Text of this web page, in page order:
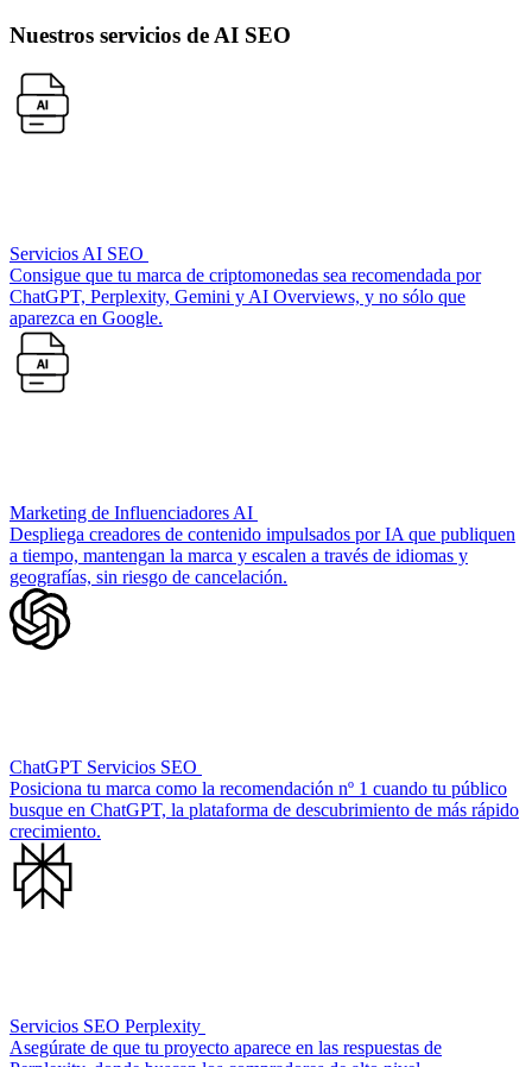
Nuestros servicios de AI SEO
Servicios AI SEO
Consigue que tu marca de criptomonedas sea recomendada por
ChatGPT, Perplexity, Gemini y AI Overviews, y no sólo que
aparezca en Google.
Marketing de Influenciadores AI
Despliega creadores de contenido impulsados por IA que publiquen
a tiempo, mantengan la marca y escalen a través de idiomas y
geografías, sin riesgo de cancelación.
ChatGPT Servicios SEO
Posiciona tu marca como la recomendación nº 1 cuando tu público
busque en ChatGPT, la plataforma de descubrimiento de más rápido
crecimiento.
Servicios SEO Perplexity
Asegúrate de que tu proyecto aparece en las respuestas de